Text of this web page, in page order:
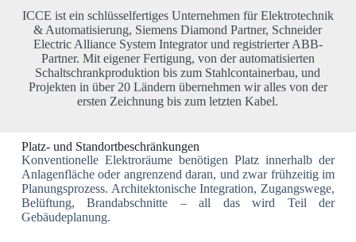
ICCE ist ein schlüsselfertiges Unternehmen für Elektrotechnik
& Automatisierung, Siemens Diamond Partner, Schneider
Electric Alliance System Integrator und registrierter ABB-
Partner. Mit eigener Fertigung, von der automatisierten
Schaltschrankproduktion bis zum Stahlcontainerbau, und
Projekten in über 20 Ländern übernehmen wir alles von der
ersten Zeichnung bis zum letzten Kabel.
Platz- und Standortbeschränkungen
Konventionelle Elektroräume benötigen Platz innerhalb der
Anlagenfläche oder angrenzend daran, und zwar frühzeitig im
Planungsprozess. Architektonische Integration, Zugangswege,
Belüftung, Brandabschnitte – all das wird Teil der
Gebäudeplanung.